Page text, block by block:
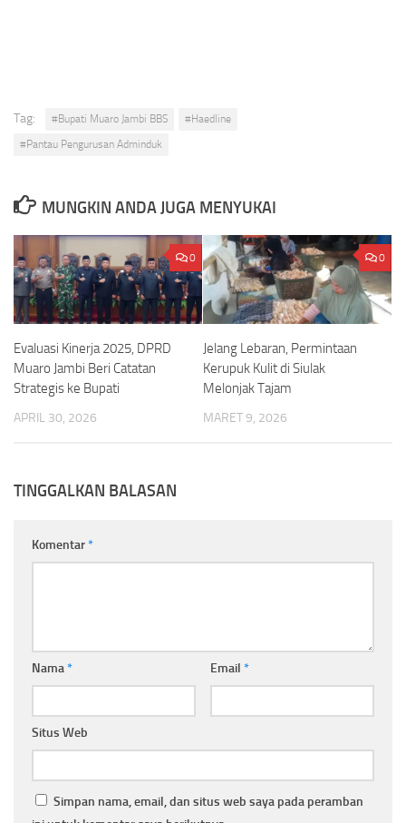
Tag: #Bupati Muaro Jambi BBS
#Haedline
#Pantau Pengurusan Adminduk
MUNGKIN ANDA JUGA MENYUKAI
0
Evaluasi Kinerja 2025, DPRD
Muaro Jambi Beri Catatan
Strategis ke Bupati
APRIL 30, 2026
0
Jelang Lebaran, Permintaan
Kerupuk Kulit di Siulak
Melonjak Tajam
MARET 9, 2026
TINGGALKAN BALASAN
Komentar*
Nama* Email *
Situs Web
Simpan nama, email, dan situs web saya pada peramban